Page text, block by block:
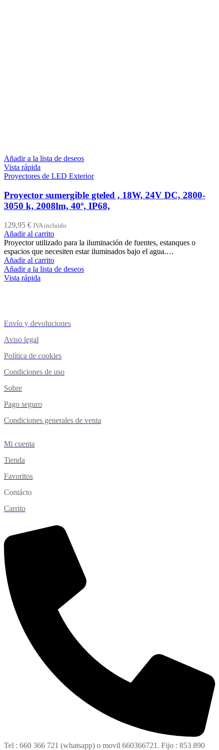
Añadir a la lista de deseos
Vista rápida
Proyectores de LED Exterior
Proyector sumergible gteled , 18W, 24V DC, 2800-
3050 k, 2008lm, 40º, IP68,
129,95 € IVA incluido
Añadir al carrito
Proyector utilizado para la iluminación de fuentes, estanques o
espacios que necesiten estar iluminados bajo el agua.…
Añadir al carrito
Añadir a la lista de deseos
Vista rápida
Envío y devoluciones
Aviso legal
Política de cookies
Condiciones de uso
Sobre
Pago seguro
Condiciones generales de venta
Mi cuenta
Tienda
Favoritos
Contácto
Carrito
Tel : 660 366 721 (whatsapp) o movil 660366721. Fijo : 853 890